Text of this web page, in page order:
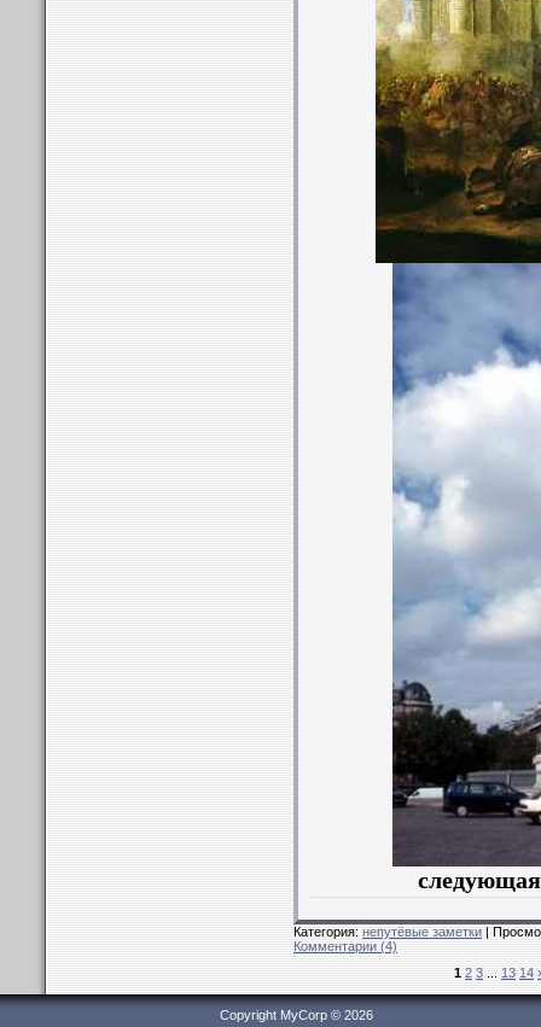
Категория:непутёвые заметки|
Комментарии (4)
1 2 3 ... 13 14
Copyright MyCorp © 2026